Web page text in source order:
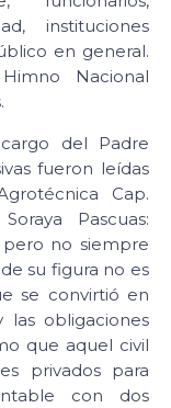
instituciones
en general.
Nacional
del Padre
fueron leídas
Cap.
Pascuas:
pero no siempre
su figura no es
se convirtió en
obligaciones
que aquel civil
privados para
con dos